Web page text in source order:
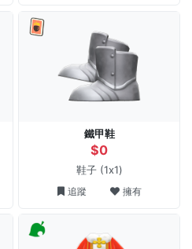
鐵甲鞋
$0
鞋子 (1x1)
追蹤 擁有